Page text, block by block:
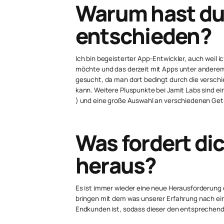
Warum hast
entschieden?
Ich bin begeisterter App-Entwickler, auch weil
möchte und das derzeit mit Apps unter
gesucht, da man dort bedingt durch die
kann. Weitere Pluspunkte bei Jamit Labs sind
) und eine große Auswahl an verschiedenen
Was fordert
heraus?
Es ist immer wieder eine neue
bringen mit dem was unserer Erfahrung nach
Endkunden ist, sodass dieser den